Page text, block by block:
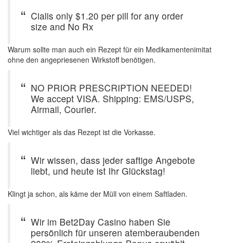
Cialis only $1.20 per pill for any order
size and No Rx
Warum sollte man auch ein Rezept für ein Medikamentenimitat
ohne den angepriesenen Wirkstoff benötigen.
NO PRIOR PRESCRIPTION NEEDED!
We accept VISA. Shipping: EMS/USPS,
Airmail, Courier.
Viel wichtiger als das Rezept ist die Vorkasse.
Wir wissen, dass jeder saftige Angebote
liebt, und heute ist Ihr Glückstag!
Klingt ja schon, als käme der Müll von einem Saftladen.
Wir im Bet2Day Casino haben Sie
persönlich für unseren atemberaubenden